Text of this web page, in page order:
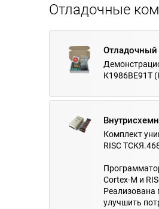
Отладочные
Отладочный
К1986ВЕ91Т
Комплект
RISC
Cortex-M и
Реализована
улучшить